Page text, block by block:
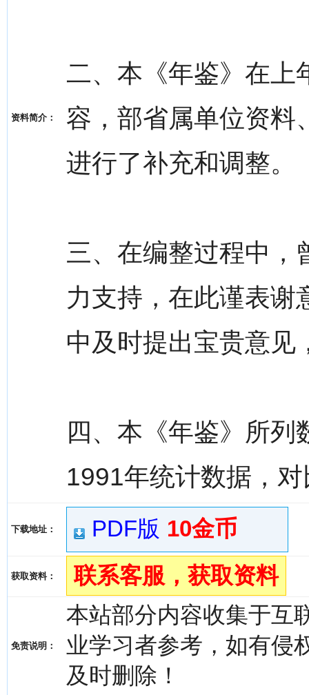
资料简介：
二、本《年鉴》在上
容，部省属单位资料
进行了补充和调整。
三、在编整过程中，
力支持，在此谨表谢
中及时提出宝贵意见
四、本《年鉴》所
1991年统计数据，
下载地址： PDF版 10金币
获取资料： 联系客服，获取资料
免责说明：
本站部分内容收集于互
业学习者参考，如有侵
及时删除！